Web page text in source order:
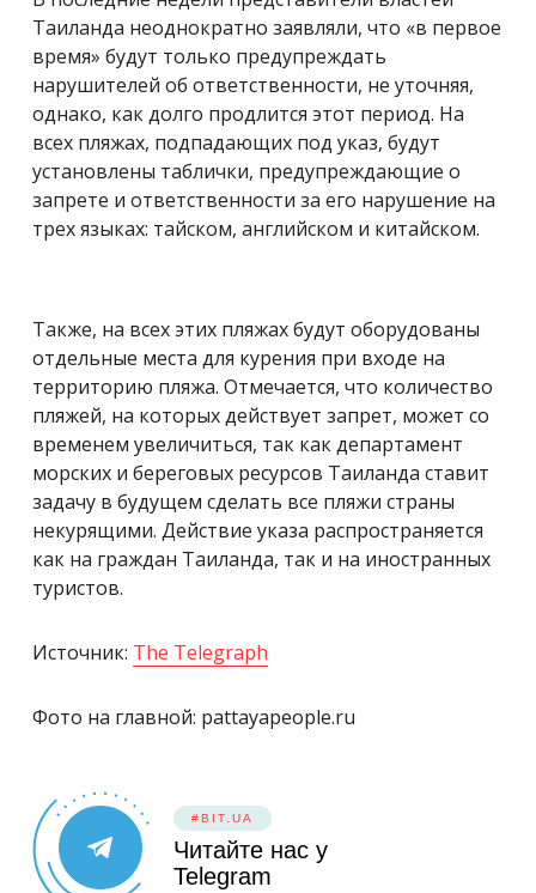
Таиланда неоднократно заявляли, что «в первое
время» будут только предупреждать
нарушителей об ответственности, не уточняя,
однако, как долго продлится этот период. На
всех пляжах, подпадающих под указ, будут
установлены таблички, предупреждающие о
запрете и ответственности за его нарушение на
трех языках: тайском, английском и китайском.
Также, на всех этих пляжах будут оборудованы
отдельные места для курения при входе на
территорию пляжа. Отмечается, что количество
пляжей, на которых действует запрет, может со
временем увеличиться, так как департамент
морских и береговых ресурсов Таиланда ставит
задачу в будущем сделать все пляжи страны
некурящими. Действие указа распространяется
как на граждан Таиланда, так и на иностранных
туристов.
Источник: The Telegraph
Фото на главной: pattayapeople.ru
#BIT.UA
Читайте нас у
Telegram